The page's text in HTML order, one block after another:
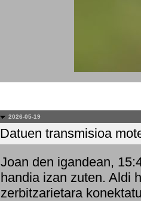
2026-05-19
Datuen transmisioa
Joan den igandean,
handia izan zuten. Aldi
zerbitzarietara